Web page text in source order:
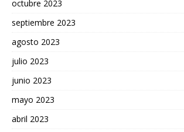
octubre 2023
septiembre 2023
agosto 2023
julio 2023
junio 2023
mayo 2023
abril 2023